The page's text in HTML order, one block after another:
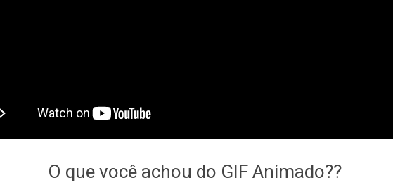
O que você achou do GIF Animado??